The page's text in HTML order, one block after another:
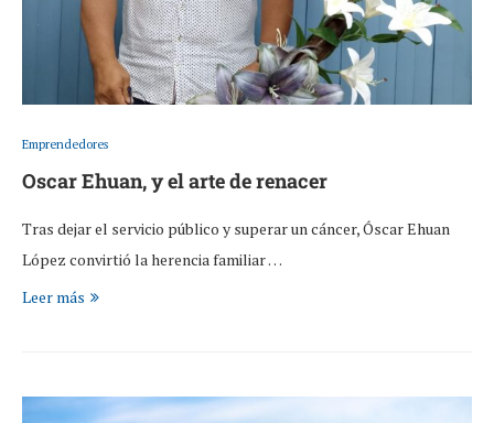
Emprendedores
Oscar Ehuan, y el arte de renacer
Tras dejar el servicio público y superar un cáncer, Óscar Ehuan
López convirtió la herencia familiar …
Leer más